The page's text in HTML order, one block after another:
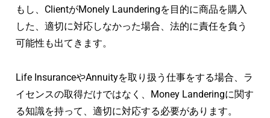
もし、ClientがMonely Launderingを目的に商品を購入
した、適切に対応しなかった場合、法的に責任を負う
可能性も出てきます。
Life InsuranceやAnnuityを取り扱う仕事をする場合、ラ
イセンスの取得だけではなく、Money Landeringに関す
る知識を持って、適切に対応する必要があります。